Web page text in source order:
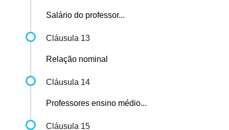
Salário do professor...
Cláusula 13
Relação nominal
Cláusula 14
Professores ensino médio...
Cláusula 15